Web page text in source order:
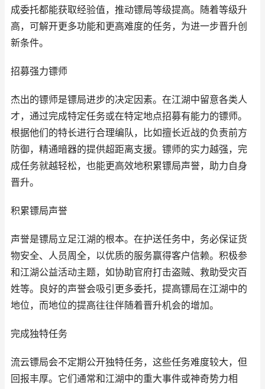
成委托都能获取经验值，推动镖局等级提高。随着等级升
高，可解开更多功能和更高难度的任务，为进一步晋升创
新条件。
招募强力镖师
杰出的镖师是镖局进步的决定因素。在江湖中留意各类人
才，通过完成特定任务或在特定地点招募有能力的镖师。
根据他们的特长进行合理编队，比如擅长近战的负责前方
防御，精通暗器的提供超距离支援。镖师的实力越强，完
成任务就越轻松，也能更高效地积累镖局声誉，助力自身
晋升。
积累镖局声誉
声誉是镖局立足江湖的根本。在护送任务中，务必保证货
物安全、人员周全，以优质的服务赢得客户信赖。积极参
和江湖公益活动主题，如协助官府打击盗贼、救助受灾百
姓等。良好的声誉会吸引更多委托，提高镖局在江湖中的
地位，而地位的提高往往伴随着晋升机会的增加。
完成独特任务
流云镖局会不定期公开独特任务，这些任务难度较大，但
回报丰厚。它们通常和江湖中的重大事件或神奇势力相